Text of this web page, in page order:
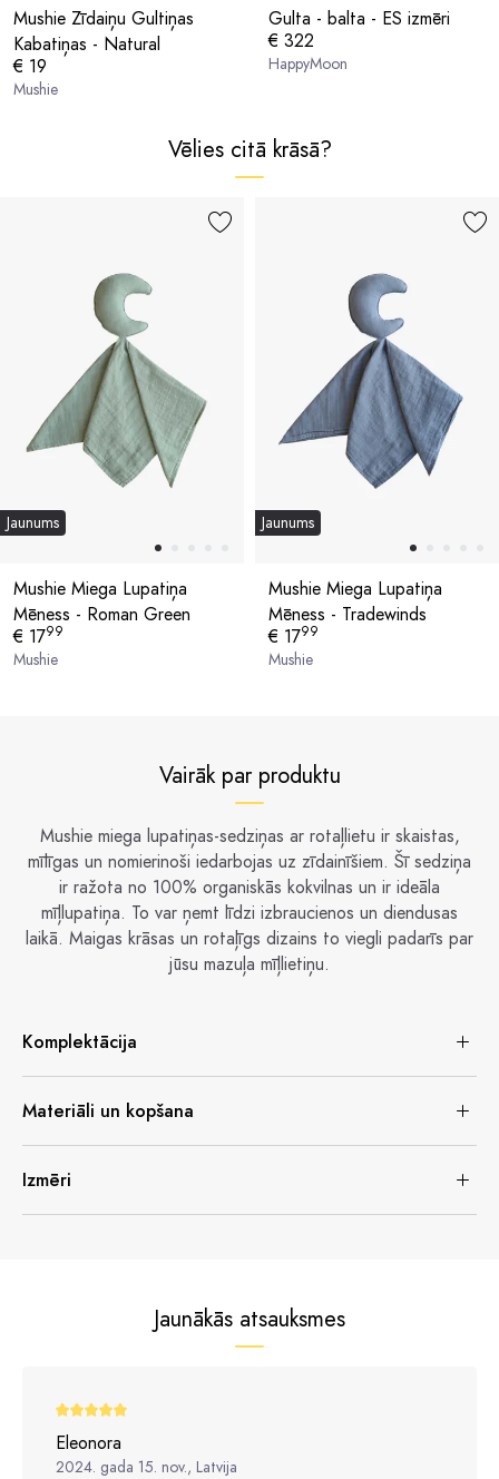
Mushie Zīdaiņu Gultiņas
Kabatiņas - Natural
€ 19
Mushie
Gulta - balta - ES izmēri
€ 322
HappyMoon
Vēlies citā krāsā?
Jaunums
Mushie Miega Lupatiņa
Mēness - Roman Green
€ 1799
Mushie
Jaunums
Mushie Miega Lupatiņa
Mēness - Tradewinds
€ 1799
Mushie
Vairāk par produktu
Mushie miega lupatiņas-sedziņas ar rotaļlietu ir skaistas,
mīlīgas un nomierinoši iedarbojas uz zīdainīšiem. Šī sedziņa
ir ražota no 100% organiskās kokvilnas un ir ideāla
mīļlupatiņa. To var ņemt līdzi izbraucienos un diendusas
laikā. Maigas krāsas un rotaļīgs dizains to viegli padarīs par
jūsu mazuļa mīļlietiņu.
Komplektācija
Materiāli un kopšana
Izmēri
Jaunākās atsauksmes
Eleonora
2024. gada 15. nov., Latvija